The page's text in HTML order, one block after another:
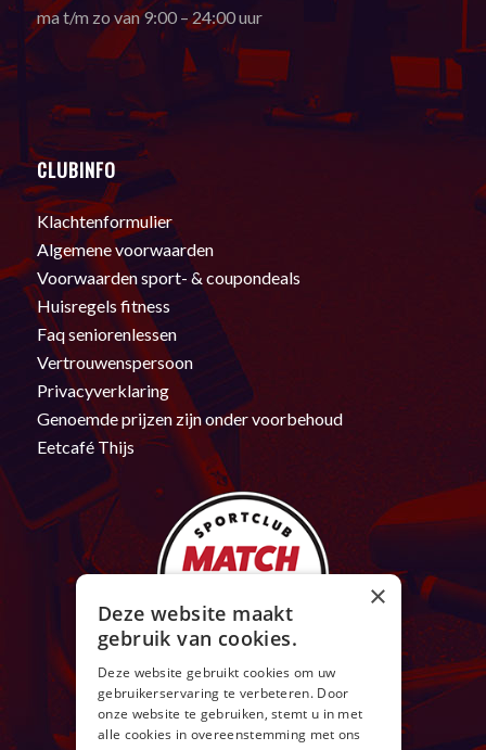
ma t/m zo van 9:00 – 24:00 uur
CLUBINFO
Klachtenformulier
Algemene voorwaarden
Voorwaarden sport- & coupondeals
Huisregels fitness
Faq seniorenlessen
Vertrouwenspersoon
Privacyverklaring
Genoemde prijzen zijn onder voorbehoud
Eetcafé Thijs
×
Deze website maakt
gebruik van cookies.
Deze website gebruikt cookies om uw
gebruikerservaring te verbeteren. Door
onze website te gebruiken, stemt u in met
alle cookies in overeenstemming met ons